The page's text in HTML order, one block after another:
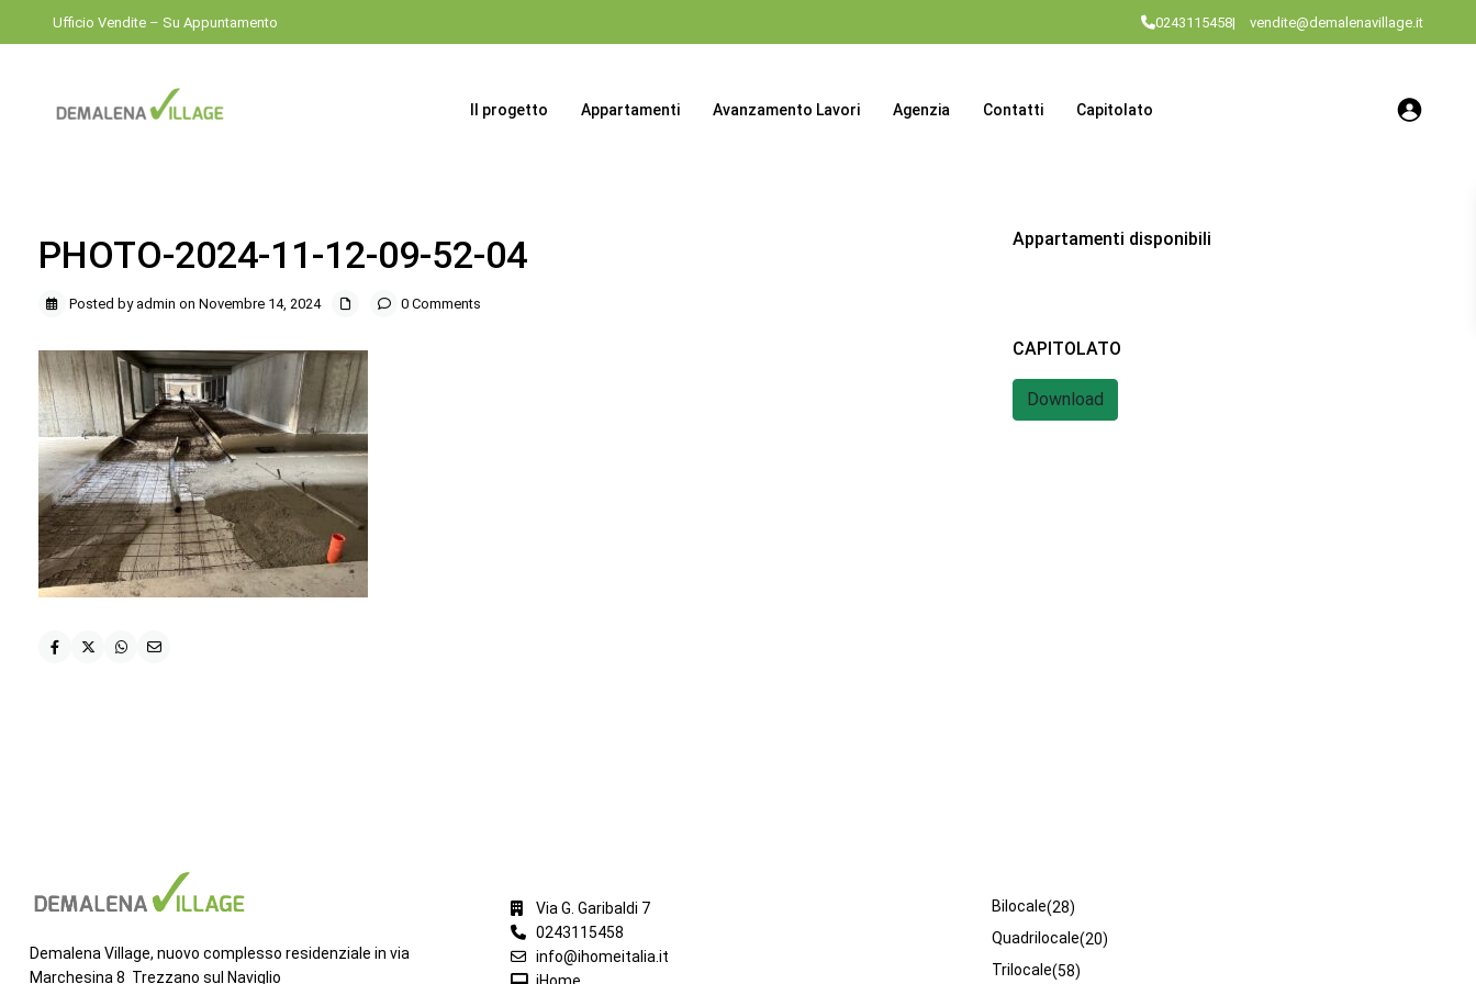
Ufficio Vendite – Su Appuntamento 0243115458| vendite@demalenavillage.it
Il progetto Appartamenti Avanzamento Lavori Agenzia Contatti Capitolato
PHOTO-2024-11-12-09-52-04
Posted by admin on Novembre 14, 2024 0 Comments
Appartamenti disponibili
CAPITOLATO
Download
Demalena Village, nuovo complesso residenziale in via
Marchesina 8 Trezzano sul Naviglio
Via G. Garibaldi 7
0243115458
info@ihomeitalia.it
Bilocale(28)
Quadrilocale(20)
Trilocale(58)